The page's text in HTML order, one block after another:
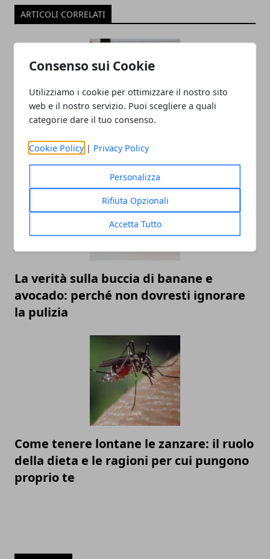
Consenso sui Cookie
Utilizziamo i cookie per ottimizzare il nostro sito
web e il nostro servizio. Puoi scegliere a quali
categorie dare il tuo consenso.
Cookie Policy | Privacy Policy
Personalizza
Rifiuta Opzionali
Accetta Tutto
ARTICOLI CORRELATI
I migliori lavori da fare da casa nel 2025
La verità sulla buccia di banane e
avocado: perché non dovresti ignorare
la pulizia
Come tenere lontane le zanzare: il ruolo
della dieta e le ragioni per cui pungono
proprio te